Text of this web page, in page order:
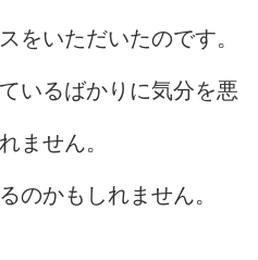
をいただいたのです。
いるばかりに気分を悪
ません。
のかもしれません。